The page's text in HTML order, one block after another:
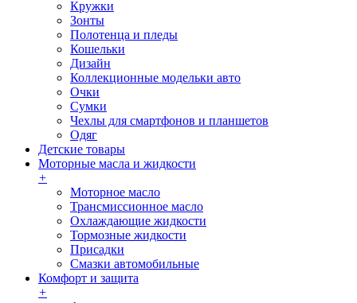
Кружки
Зонты
Полотенца и пледы
Кошельки
Дизайн
Коллекционные модельки авто
Очки
Сумки
Чехлы для смартфонов и планшетов
Одяг
Детские товары
Моторные масла и жидкости
+
Моторное масло
Трансмиссионное масло
Охлаждающие жидкости
Тормозные жидкости
Присадки
Смазки автомобильные
Комфорт и защита
+